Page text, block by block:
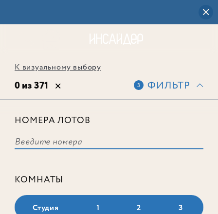
К визуальному выбору
0 из 371 3 ФИЛЬТР
НОМЕРА ЛОТОВ
КОМНАТЫ
Студия 1 2 3
соответствует ни одного лота